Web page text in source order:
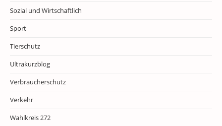
Sozial und Wirtschaftlich
Sport
Tierschutz
Ultrakurzblog
Verbraucherschutz
Verkehr
Wahlkreis 272